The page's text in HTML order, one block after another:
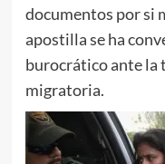
documentos por si
apostilla se ha
burocrático ante la
migratoria.